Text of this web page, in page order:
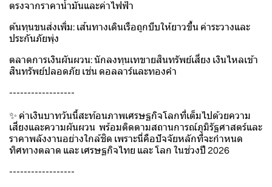
ตรงจากราคาน้ำมันและค่าไฟฟ้า
ต้นทุนขนส่งเพิ่ม: เส้นทางเดินเรือถูกบีบให้ยาวขึ้น ค่าระวางและ
ประกันภัยพุ่ง
ตลาดการเงินผันผวน: นักลงทุนเทขายสินทรัพย์เสี่ยง เงินไหลเข้า
สินทรัพย์ปลอดภัย เช่น ดอลลาร์และทองคำ
------------------
✨ ค่าเงินบาทวันนี้สะท้อนภาพเศรษฐกิจโลกที่เต็มไปด้วยความ
เสี่ยงและความผันผวน พร้อมติดตามสถานการณ์ภูมิรัฐศาสตร์และ
ราคาพลังงานอย่างใกล้ชิด เพราะนี่คือปัจจัยหลักที่จะกำหนด
ทิศทางตลาด และ เศรษฐกิจไทย และ โลก ในช่วงปี 2026
------------------